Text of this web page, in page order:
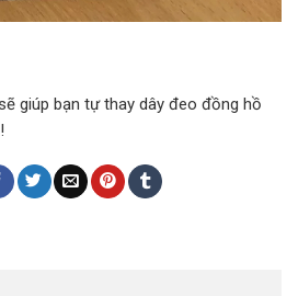
giúp bạn tự thay dây đeo đồng hồ